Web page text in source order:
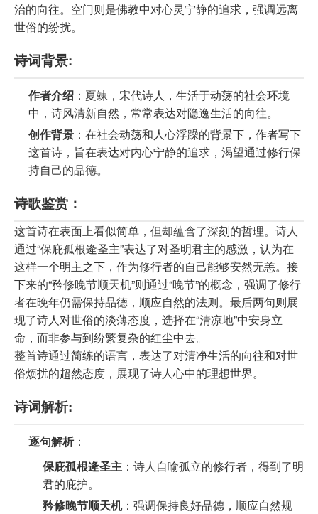
治的向往。空门则是佛教中对心灵宁静的追求，强调远离
世俗的纷扰。
诗词背景:
作者介绍 ：夏竦，宋代诗人，生活于动荡的社会环境
中，诗风清新自然，常常表达对隐逸生活的向往。
创作背景 ：在社会动荡和人心浮躁的背景下，作者写下
这首诗，旨在表达对内心宁静的追求，渴望通过修行保
持自己的品德。
诗歌鉴赏：
这首诗在表面上看似简单，但却蕴含了深刻的哲理。诗人
通过“保庇孤根逄圣主”表达了对圣明君主的感激，认为在
这样一个明主之下，作为修行者的自己能够安然无恙。接
下来的“矜修晚节顺天机”则通过“晚节”的概念，强调了修行
者在晚年仍需保持品德，顺应自然的法则。最后两句则展
现了诗人对世俗的淡薄态度，选择在“清凉地”中安身立
命，而非参与到纷繁复杂的红尘中去。
整首诗通过简练的语言，表达了对清净生活的向往和对世
俗烦扰的超然态度，展现了诗人心中的理想世界。
诗词解析:
逐句解析：
保庇孤根逄圣主 ：诗人自喻孤立的修行者，得到了明
君的庇护。
矜修晚节顺天机：强调保持良好品德，顺应自然规